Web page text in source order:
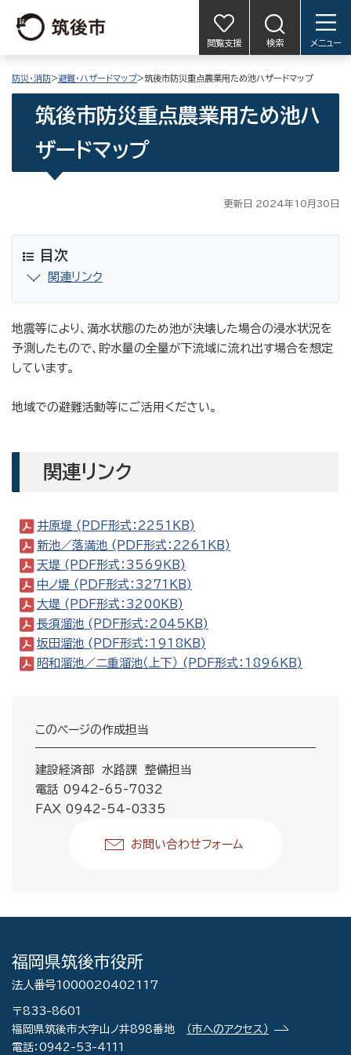
閲覧支援 検索 メニュー
防災・消防>避難・ハザードマップ>筑後市防災重点農業用ため池ハザードマップ
筑後市防災重点農業用ため池ハ
ザードマップ
更新日 2024年10月30日
目次
関連リンク
地震等により、満水状態のため池が決壊した場合の浸水状況を
予測したもので、貯水量の全量が下流域に流れ出す場合を想定
しています。
地域での避難活動等にご活用ください。
関連リンク
井原堤 (PDF形式：2251KB)
新池／落満池 (PDF形式：2261KB)
天堤 (PDF形式：3569KB)
中ノ堤 (PDF形式：3271KB)
大堤 (PDF形式：3200KB)
長須溜池 (PDF形式：2045KB)
坂田溜池 (PDF形式：1918KB)
昭和溜池／二重溜池（上下） (PDF形式：1896KB)
このページの作成担当
建設経済部 水路課 整備担当
電話 0942-65-7032
FAX 0942-54-0335
お問い合わせフォーム
福岡県筑後市役所
法人番号1000020402117
〒833-8601
福岡県筑後市大字山ノ井898番地
（市へのアクセス）
電話：0942-53-4111